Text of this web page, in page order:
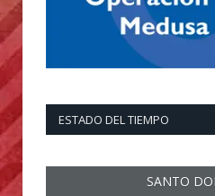
ESTADO DEL TIEMPO
SANTO